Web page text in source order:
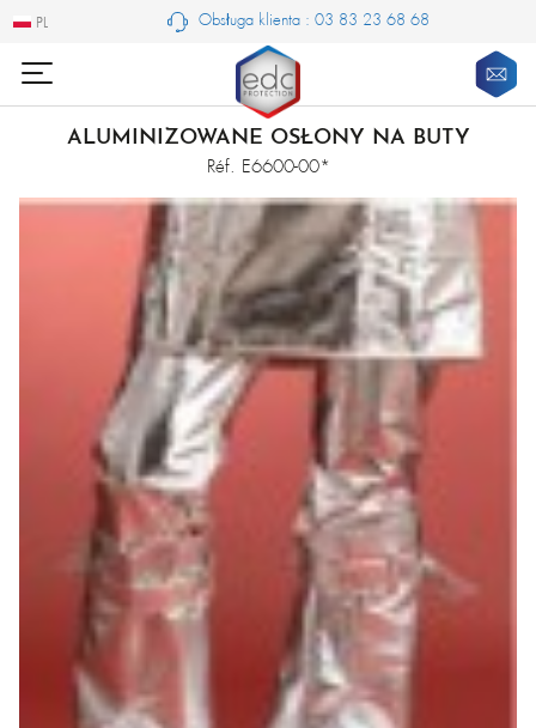
PL
PL Obsługa klienta : 03 83 23 68 68
ALUMINIZOWANE OSŁONY NA BUTY
Réf. E6600-00*